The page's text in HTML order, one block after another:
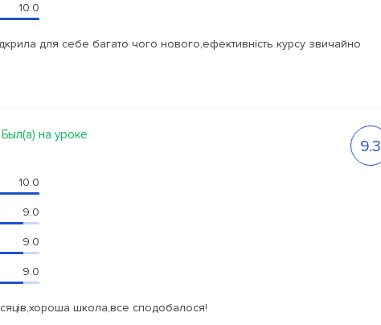
10.0
для себе багато чого нового,ефективність курсу звичайно
Был(a) на уроке
9.3
10.0
9.0
9.0
9.0
школа,все сподобалося!